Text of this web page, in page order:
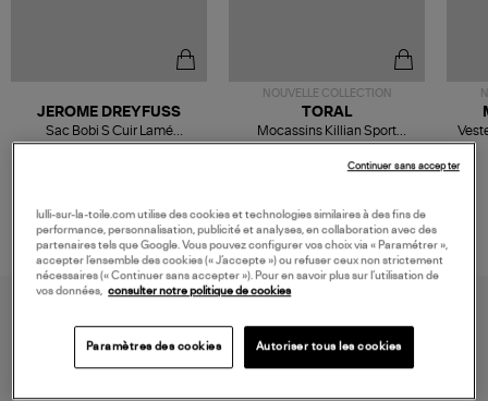
JEROME DREYFUSS
Sac Bobi S Cuir Lamé
Champagne
NOUVELLE COLLECTION
TORAL
Mocassins Killian Sport
Mousse
lulli-sur-la-toile.com utilise des cookies et technologies similaires à des fins de
performance, personnalisation, publicité et analyses, en collaboration avec des
partenaires tels que Google. Vous pouvez configurer vos choix via « Paramétrer »,
accepter l’ensemble des cookies (« J’accepte ») ou refuser ceux non strictement
nécessaires (« Continuer sans accepter »). Pour en savoir plus sur l’utilisation de
vos données, consulter notre politique de cookies
Paramètres des cookies Autoriser tous les cookies
Continuer sans accepter